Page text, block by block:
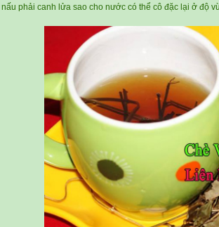
nấu phải canh lửa sao cho nước có thể cô đặc lại ở độ